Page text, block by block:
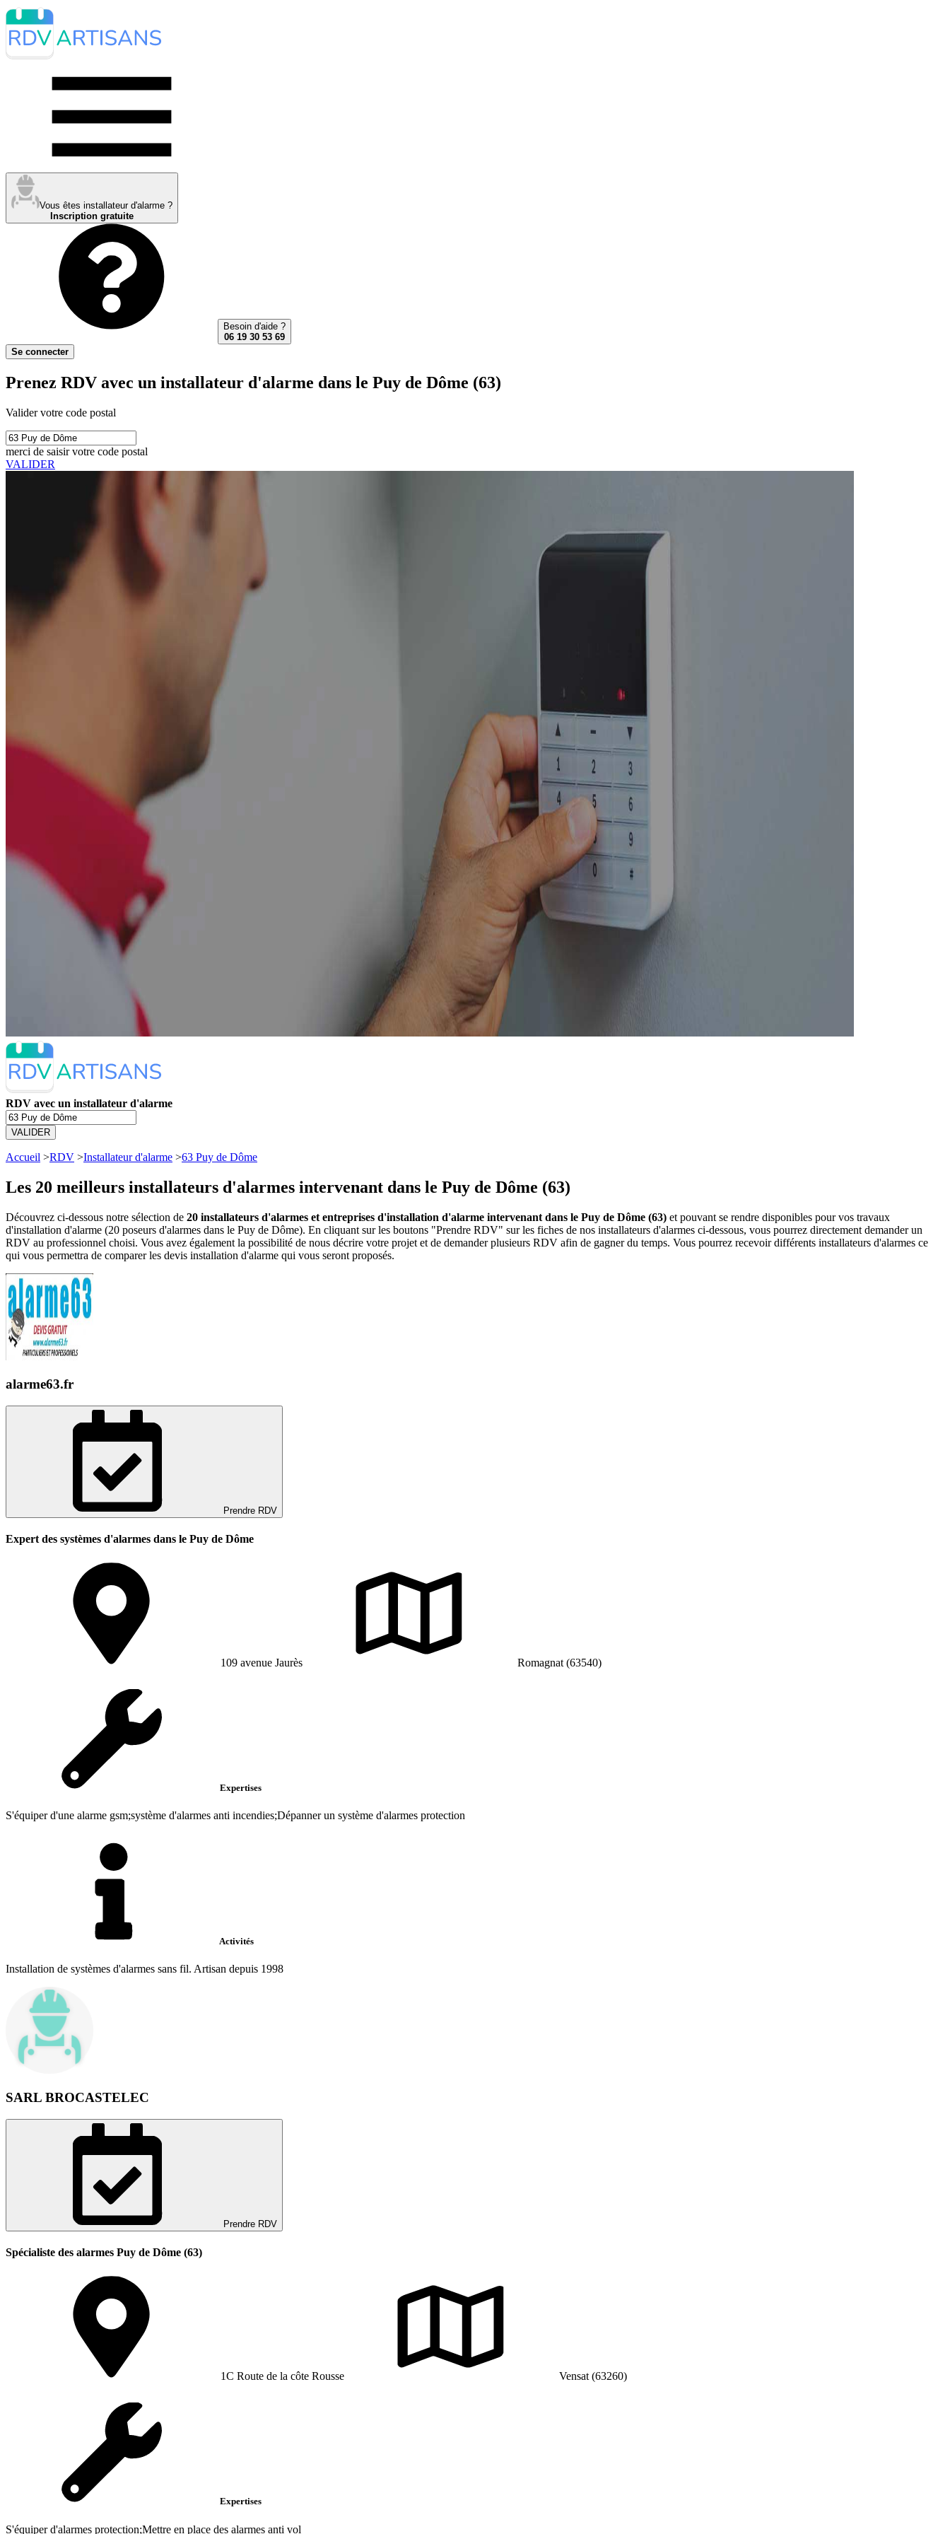
Vous êtes installateur d'alarme ?
Inscription gratuite
Besoin d'aide ?
06 19 30 53 69
Se connecter
Prenez RDV avec un installateur d'alarme dans le Puy de Dôme (63)
Valider votre code postal
merci de saisir votre code postal
VALIDER
RDV avec un installateur d'alarme
VALIDER
Accueil >RDV >Installateur d'alarme >63 Puy de Dôme
Les 20 meilleurs installateurs d'alarmes intervenant dans le Puy de Dôme (63)
Découvrez ci-dessous notre sélection de 20 installateurs d'alarmes et entreprises d'installation d'alarme intervenant dans le Puy de Dôme (63) et pouvant se rendre disponibles pour vos travaux
d'installation d'alarme (20 poseurs d'alarmes dans le Puy de Dôme). En cliquant sur les boutons "Prendre RDV" sur les fiches de nos installateurs d'alarmes ci-dessous, vous pourrez directement demander un
RDV au professionnel choisi. Vous avez également la possibilité de nous décrire votre projet et de demander plusieurs RDV afin de gagner du temps. Vous pourrez recevoir différents installateurs d'alarmes ce
qui vous permettra de comparer les devis installation d'alarme qui vous seront proposés.
alarme63.fr
Prendre RDV
Expert des systèmes d'alarmes dans le Puy de Dôme
109 avenue Jaurès Romagnat (63540)
Expertises
S'équiper d'une alarme gsm;système d'alarmes anti incendies;Dépanner un système d'alarmes protection
Activités
Installation de systèmes d'alarmes sans fil. Artisan depuis 1998
SARL BROCASTELEC
Prendre RDV
Spécialiste des alarmes Puy de Dôme (63)
1C Route de la côte Rousse Vensat (63260)
Expertises
S'équiper d'alarmes protection;Mettre en place des alarmes anti vol